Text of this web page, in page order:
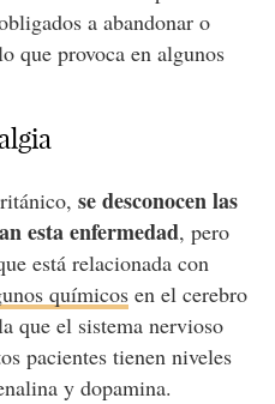
a abandonar o
que provoca en algunos
se desconocen las
esta enfermedad, pero
está relacionada con
químicosen el cerebro
que el sistema nervioso
pacientes tienen niveles
y dopamina.